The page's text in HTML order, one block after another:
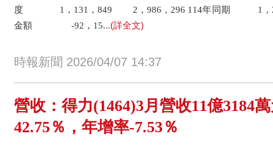
度 1，131，849 2，986，296 114年同期 1，
金額 -92，15...(詳全文)
時報新聞 2026/04/07 14:37
營收：得力(1464)3月營收11億3184
42.75％，年增率-7.53％